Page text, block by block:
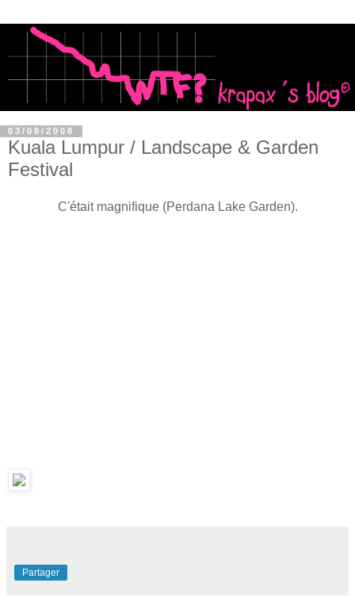
03/08/2008
Kuala Lumpur / Landscape & Garden
Festival
C'était magnifique (Perdana Lake Garden).
Partager